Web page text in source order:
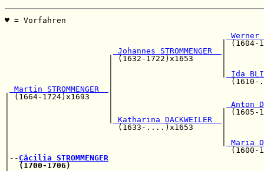
♥ =
Johannes STROMMENGER
| (1632-
Ida
|
Martin STROMMENGER
| (1664-1724)x1693    |
Anton
|                     |
Katharina DACKWEILER
|                       (1633-
|
|-- Cäcilia STROMMENGER
(1700-1706)